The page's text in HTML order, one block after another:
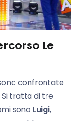
Le
confrontate
Si tratta di tre
sono Luigi,